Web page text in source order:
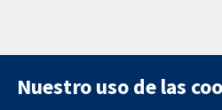
Nuestro uso de las